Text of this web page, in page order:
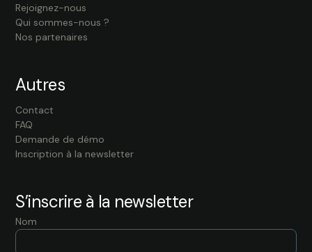
Rejoignez-nous
Qui sommes-nous ?
Nos partenaires
Autres
Contact
FAQ
Demande de démo
Inscription à la newsletter
S’inscrire à la newsletter
Nom